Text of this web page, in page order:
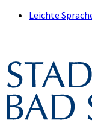
Leichte